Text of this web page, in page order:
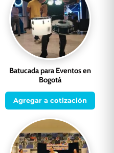
Batucada para Eventos en
Bogotá
Agregar a cotización